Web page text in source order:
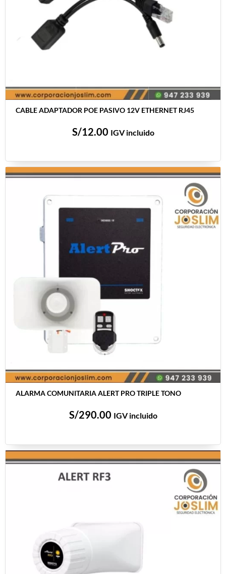
CABLE ADAPTADOR POE PASIVO 12V ETHERNET RJ45
S/12.00 IGV incluido
ALARMA COMUNITARIA ALERT PRO TRIPLE TONO
S/290.00 IGV incluido